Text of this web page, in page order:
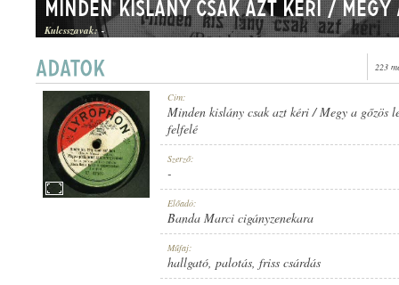
HALLGATÓ, PALOTÁS, FRISS CSÁRDÁS
1912 KÖRÜL
Kulcsszavak: -
223
Cím:
Minden kislány csak azt kéri / Megy a gőzös
felfelé
Szerző:
-
Előadó:
Banda Marci cigányzenekara
Műfaj:
hallgató, palotás, friss csárdás